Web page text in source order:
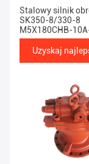
Stalowy silnik
SK350-8/330-8
M5X180CHB-
Uzyskaj